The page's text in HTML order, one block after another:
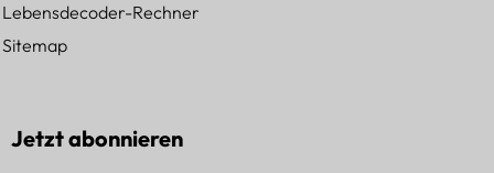
Lebensdecoder-Rechner
Sitemap
Jetzt abonnieren